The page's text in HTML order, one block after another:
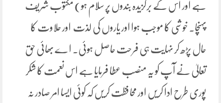
ہے اور اس کے برگزیدہ بندوں پر سلام ہو) مکتوب شریف
پہنچا۔ خوشی کا موجب ہوا اور یاروں کی لذت اور حلاوت کا
حال پڑھ کر نہایت ہی فرحت حاصل ہوئی۔ ا ے بھائی حق
تعالیٰ نے آپ کو یہ منصب عطا فرمایا ہے اس نعمت کا شکر
پوری طرح ادا کریں اور محافظت کریں کہ کوئی ایسا امر صادر نہ